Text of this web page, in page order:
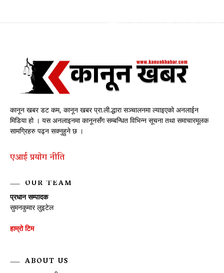
कानून खबर डट कम, कानून खबर प्रा.ली.द्धारा सञ्चालनमा ल्याइएको अनलाईन
मिडिया हो । यस अनलाइनमा कानूनसँग सम्बन्धित विभिन्न सूचना तथा समाचारमूलक
सामग्रिहरु पढ्न सक्नुहुने छ ।
एआई प्रयाेग नीति
OUR TEAM
प्रधान सम्पादक
सुमनकुमार लुइटेल
हाम्रो टिम
ABOUT US